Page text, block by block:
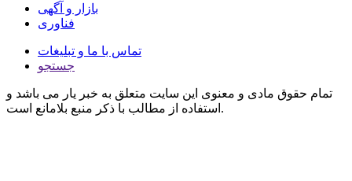
بازار و آگهی
فناوری
تماس با ما و تبلیغات
جستجو
تمام حقوق مادی و معنوی این سایت متعلق به خبر یار می باشد و
استفاده از مطالب با ذکر منبع بلامانع است.